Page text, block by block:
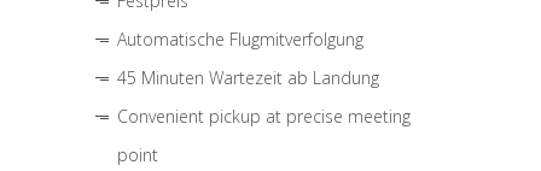
Automatische Flugmitverfolgung
45 Minuten Wartezeit ab Landung
Convenient pickup at precise meeting
point